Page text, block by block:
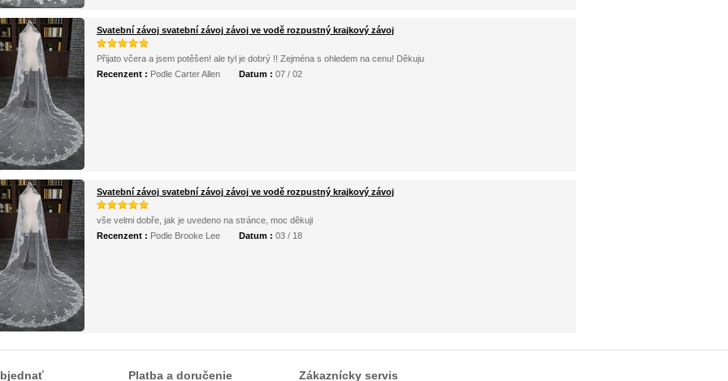
Svatební závoj svatební závoj závoj ve vodě rozpustný krajkový závoj
Přijato včera a jsem potěšen! ale tyl je dobrý !! Zejména s ohledem na cenu! Děkuju
Recenzent : Podle Carter Allen Datum : 07 / 02
Svatební závoj svatební závoj závoj ve vodě rozpustný krajkový závoj
vše velmi dobře, jak je uvedeno na stránce, moc děkuji
Recenzent : Podle Brooke Lee Datum : 03 / 18
Platba a doručenie Zákaznícky servis